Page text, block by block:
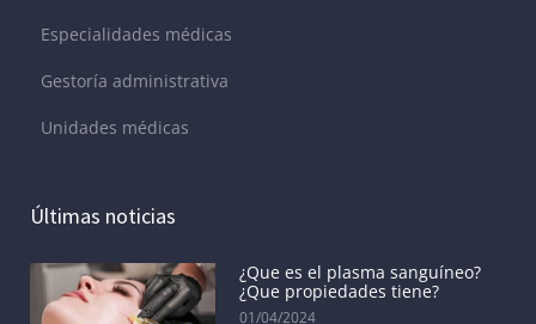
Especialidades médicas
Gestoría administrativa
Unidades médicas
Últimas noticias
¿Que es el plasma sanguíneo?
¿Que propiedades tiene?
01/04/2024